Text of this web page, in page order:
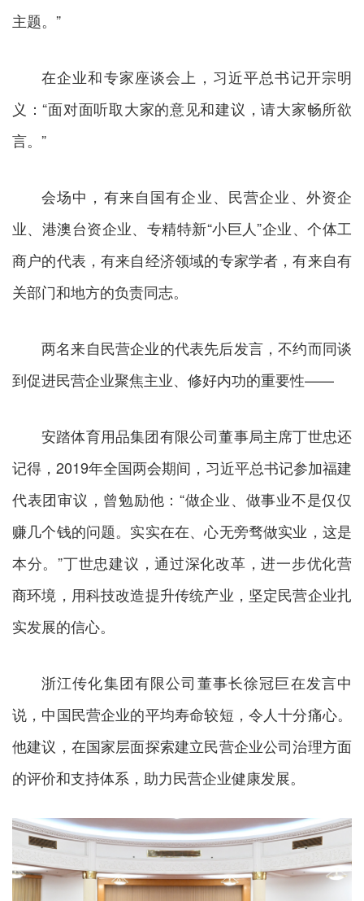
主题。”
在企业和专家座谈会上，习近平总书记开宗明
义：“面对面听取大家的意见和建议，请大家畅所欲
言。”
会场中，有来自国有企业、民营企业、外资企
业、港澳台资企业、专精特新“小巨人”企业、个体工
商户的代表，有来自经济领域的专家学者，有来自有
关部门和地方的负责同志。
两名来自民营企业的代表先后发言，不约而同谈
到促进民营企业聚焦主业、修好内功的重要性——
安踏体育用品集团有限公司董事局主席丁世忠还
记得，2019年全国两会期间，习近平总书记参加福建
代表团审议，曾勉励他：“做企业、做事业不是仅仅
赚几个钱的问题。实实在在、心无旁骛做实业，这是
本分。”丁世忠建议，通过深化改革，进一步优化营
商环境，用科技改造提升传统产业，坚定民营企业扎
实发展的信心。
浙江传化集团有限公司董事长徐冠巨在发言中
说，中国民营企业的平均寿命较短，令人十分痛心。
他建议，在国家层面探索建立民营企业公司治理方面
的评价和支持体系，助力民营企业健康发展。